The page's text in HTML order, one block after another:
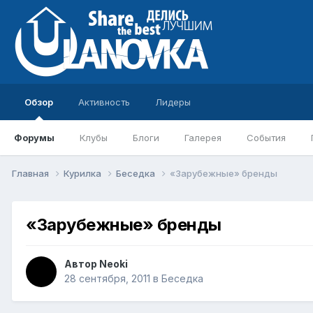
Обзор
Форумы Клубы Блоги Галерея События
Активность Лидеры
Главная Курилка Беседка «Зарубежные» бренды
«Зарубежные» бренды
Автор Neoki
28 сентября, 2011 в Беседка